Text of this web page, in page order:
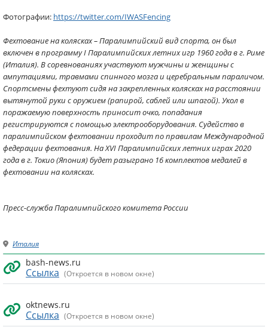
Фотографии: https://twitter.com/IWASFencing
Фехтование на колясках – Паралимпийский вид спорта, он был
включен в программу I Паралимпийских летних игр 1960 года в г. Риме
(Италия). В соревнованиях участвуют мужчины и женщины с
ампутациями, травмами спинного мозга и церебральным параличом.
Спортсмены фехтуют сидя на закрепленных колясках на расстоянии
вытянутой руки с оружием (рапирой, саблей или шпагой). Укол в
поражаемую поверхность приносит очко, попадания
регистрируются с помощью электрооборудования. Судейство в
паралимпийском фехтовании проходит по правилам Международной
федерации фехтования. На XVI Паралимпийских летних играх 2020
года в г. Токио (Япония) будет разыграно 16 комплектов медалей в
фехтовании на колясках.
Пресс-служба Паралимпийского комитета России
Италия
bash-news.ru
Ссылка (Откроется в новом окне)
oktnews.ru
Ссылка (Откроется в новом окне)